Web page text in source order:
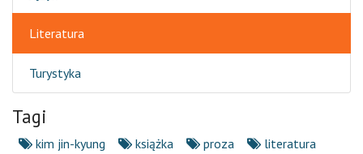
Literatura
Turystyka
Tagi
kim jin-kyung książka proza
literatura